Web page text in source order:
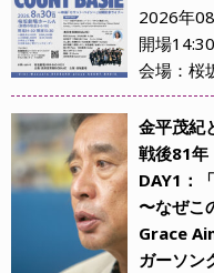
2026年
開場
会場：桜
金平茂紀
戦後81年
DAY1：
〜なぜこ
Grace
ガーソン